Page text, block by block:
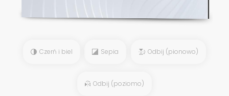
Czerń i biel Sepia Odbij (pionowo)
Odbij (poziomo)